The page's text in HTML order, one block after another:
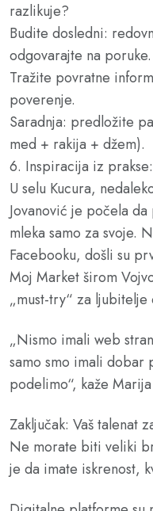
razlikuje?
Budite dosledni:
odgovarajte na poruke.
Tražite povratne
poverenje.
Saradnja: predložite
med + rakija + džem).
6. Inspiracija iz
U selu Kucura,
Jovanović je počela
mleka samo za svoje.
Facebooku, došli su
Moj Market širom
„must-try“ za
„Nismo imali web
samo smo imali dobar
podelimo“, kaže
Zaključak: Vaš talenat
Ne morate biti veliki
je da imate iskrenost,